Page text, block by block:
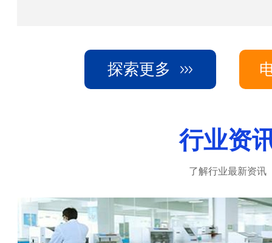
海，重庆，成都，西安，新疆等
备专业的工程师团队，负责售前
真正做到：诚信、负责、尊重客
号：hnwanfu@126.com...
探索更多
行业资
了解行业最新资讯